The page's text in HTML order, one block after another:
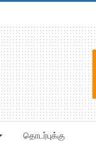
தொடர்புக்கு